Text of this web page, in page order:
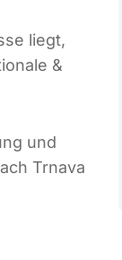
liegt,
&
und
Trnava